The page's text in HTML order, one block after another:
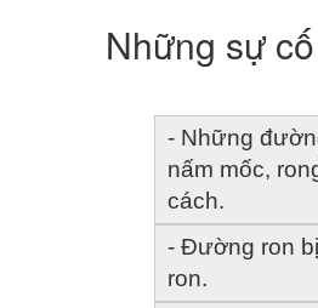
Những sự
- Những
nấm mốc,
cách.
- Đường ron
ron.